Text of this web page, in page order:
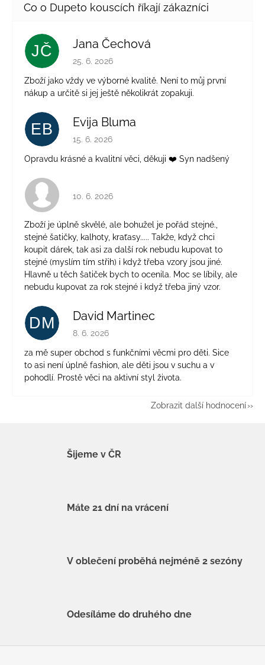
JČ Jana Čechová
Hodnocení obchodu je 5 z 5 hvězdiček.
25. 6. 2026
Zboží jako vždy ve výborné kvalitě. Není to můj první
nákup a určitě si jej ještě několikrát zopakuji.
EB Evija Bluma
Hodnocení obchodu je 5 z 5 hvězdiček.
15. 6. 2026
Opravdu krásné a kvalitní věci, děkuji ❤️ Syn nadšený
Hodnocení obchodu je 4 z 5 hvězdiček.
10. 6. 2026
Zboží je úplně skvělé, ale bohužel je pořád stejné.,
stejné šatičky, kalhoty, kraťasy..... Takže, když chci
koupit dárek, tak asi za další rok nebudu kupovat to
stejné (myslím tím střih) i když třeba vzory jsou jiné.
Hlavně u těch šatiček bych to ocenila. Moc se líbily, ale
nebudu kupovat za rok stejné i když třeba jiný vzor.
DM David Martinec
Hodnocení obchodu je 5 z 5 hvězdiček.
8. 6. 2026
za mě super obchod s funkčními věcmi pro děti. Sice
to asi není úplně fashion, ale děti jsou v suchu a v
pohodlí. Prostě věci na aktivní styl života.
Zobrazit další hodnocení
Šijeme v ČR
Máte 21 dní na vrácení
V oblečení proběhá nejméně 2 sezóny
Odesíláme do druhého dne